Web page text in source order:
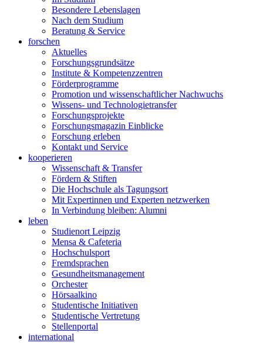
Besondere Lebenslagen
Nach dem Studium
Beratung & Service
forschen
Aktuelles
Forschungsgrundsätze
Institute & Kompetenzzentren
Förderprogramme
Promotion und wissenschaftlicher Nachwuchs
Wissens- und Technologietransfer
Forschungsprojekte
Forschungsmagazin Einblicke
Forschung erleben
Kontakt und Service
kooperieren
Wissenschaft & Transfer
Fördern & Stiften
Die Hochschule als Tagungsort
Mit Expertinnen und Experten netzwerken
In Verbindung bleiben: Alumni
leben
Studienort Leipzig
Mensa & Cafeteria
Hochschulsport
Fremdsprachen
Gesundheitsmanagement
Orchester
Hörsaalkino
Studentische Initiativen
Studentische Vertretung
Stellenportal
international